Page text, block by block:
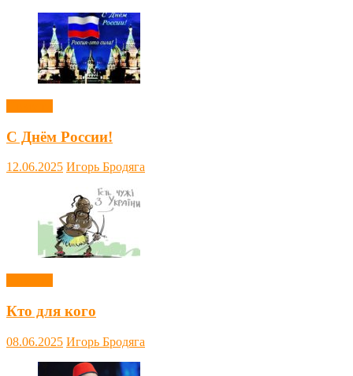
С Днём России!
12.06.2025 Игорь Бродяга
Кто для кого
08.06.2025 Игорь Бродяга